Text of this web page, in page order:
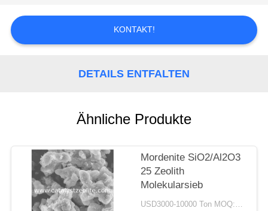
NACHRICHTEN
POLICY
KONTAKT!
DETAILS ENTFALTEN
Ähnliche Produkte
Mordenite SiO2/Al2O3
25 Zeolith
Molekularsieb
USD3000-10000 Ton MOQ:1 Kilogramm